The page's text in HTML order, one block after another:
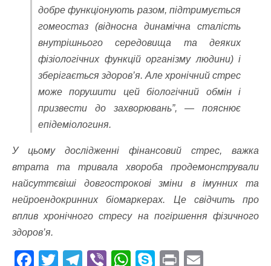
добре функціонують разом, підтримується
гомеостаз (відносна динамічна сталість
внутрішнього середовища та деяких
фізіологічних функцій організму людини) і
зберігається здоров’я. Але хронічний стрес
може порушити цей біологічний обмін і
призвести до захворювань”, — пояснює
епідеміологиня.
У цьому дослідженні фінансовий стрес, важка
втрата та тривала хвороба продемонстрували
найсуттєвіші довгострокові зміни в імунних та
нейроендокринних біомаркерах. Це свідчить про
вплив хронічного стресу на погіршення фізичного
здоров’я.
F T T Vi W S Pr